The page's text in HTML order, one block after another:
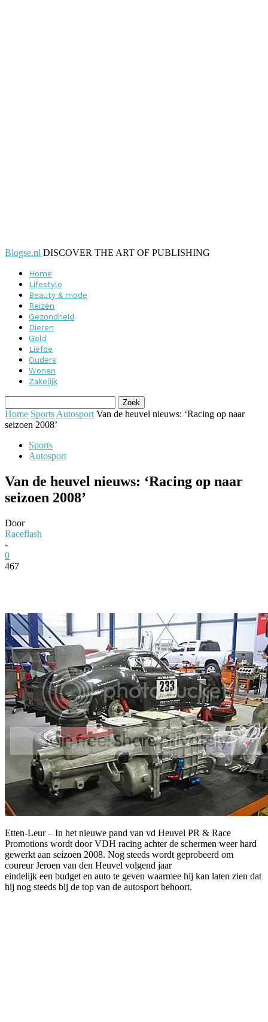
Blogse.nl DISCOVER THE ART OF PUBLISHING
Home
Lifestyle
Beauty & mode
Reizen
Gezondheid
Dieren
Geld
Liefde
Ouders
Wonen
Zakelijk
Home Sports Autosport Van de heuvel nieuws: ‘Racing op naar
seizoen 2008’
Sports
Autosport
Van de heuvel nieuws: ‘Racing op naar
seizoen 2008’
Door
Raceflash
-
0
467
Etten-Leur – In het nieuwe pand van vd Heuvel PR & Race
Promotions wordt door VDH racing achter de schermen weer hard
gewerkt aan seizoen 2008. Nog steeds wordt geprobeerd om
coureur Jeroen van den Heuvel volgend jaar
eindelijk een budget en auto te geven waarmee hij kan laten zien dat
hij nog steeds bij de top van de autosport behoort.